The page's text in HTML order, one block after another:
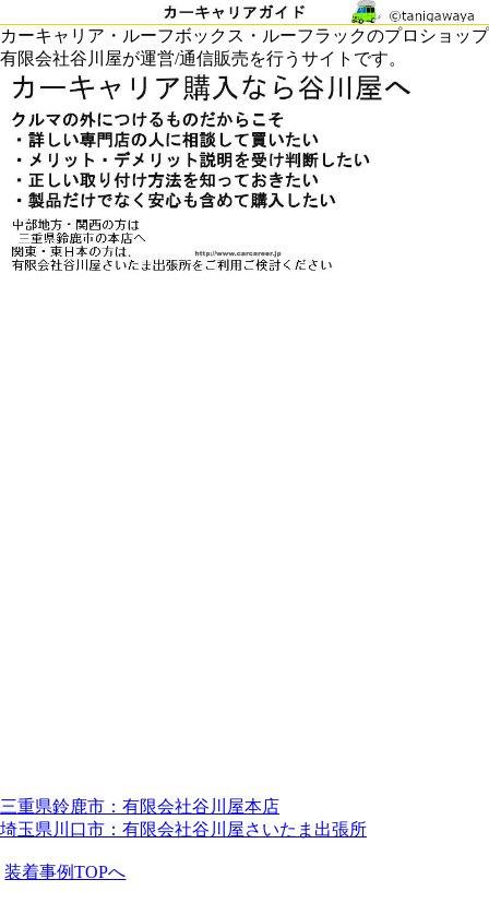
カーキャリア・ルーフボックス・ルーフラックのプロショップ
有限会社谷川屋が運営/通信販売を行うサイトです。
三重県鈴鹿市：有限会社谷川屋本店
埼玉県川口市：有限会社谷川屋さいたま出張所
装着事例TOPへ